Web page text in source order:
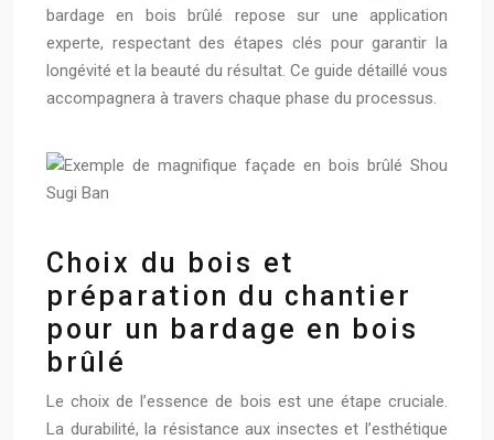
bardage en bois brûlé repose sur une application
experte, respectant des étapes clés pour garantir la
longévité et la beauté du résultat. Ce guide détaillé vous
accompagnera à travers chaque phase du processus.
Choix du bois et
préparation du chantier
pour un bardage en bois
brûlé
Le choix de l’essence de bois est une étape cruciale.
La durabilité, la résistance aux insectes et l’esthétique